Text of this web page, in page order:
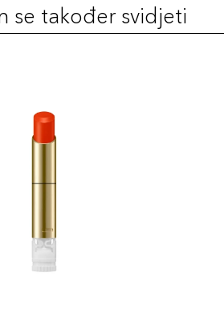
se također svidjeti